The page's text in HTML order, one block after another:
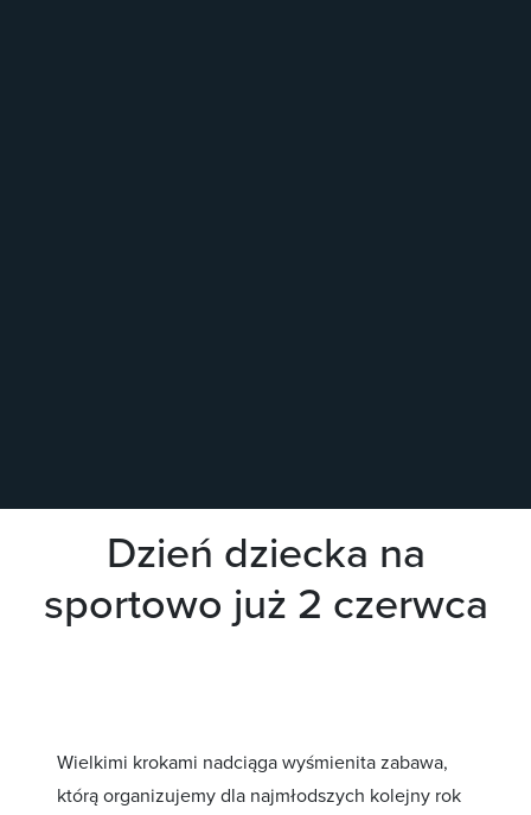
Dzień dziecka na
sportowo już 2 czerwca
Wielkimi krokami nadciąga wyśmienita zabawa,
którą organizujemy dla najmłodszych kolejny rok